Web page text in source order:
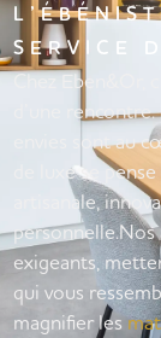
SERVICE
Chez Eben&Or,
d’une
envies sont au
de luxe se
artisanale,
personnelle.Nos
exigeants,
qui vous
magnifier les